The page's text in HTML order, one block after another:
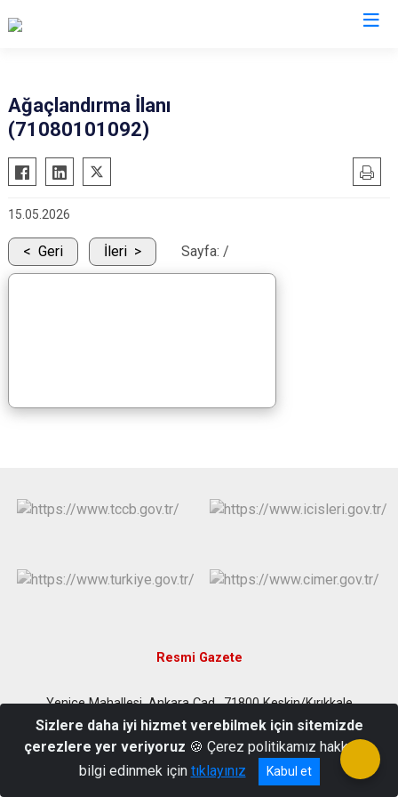
Bahşili
Balışeyh
Delice
Karakeçili
Keskin
Ağaçlandırma İlanı
(71080101092)
15.05.2026
Geri İleri Sayfa: /
Resmi Gazete
Yenice Mahallesi, Ankara Cad., 71800 Keskin/Kırıkkale
0318 515 30 37
Sizlere daha iyi hizmet verebilmek için sitemizde
çerezlere yer veriyoruz 🍪 Çerez politikamız hakkında
bilgi edinmek için tıklayınız Kabul et